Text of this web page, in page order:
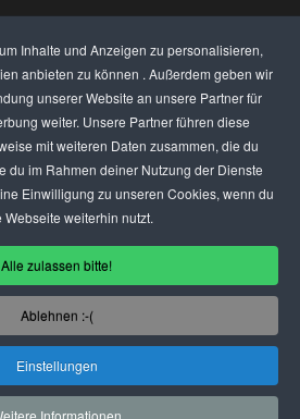
Inhalte und Anzeigen zu personalisieren,
anbieten zu können . Außerdem geben wir
unserer Website an unsere Partner für
weiter. Unsere Partner führen diese
mit weiteren Daten zusammen, die du
du im Rahmen deiner Nutzung der Dienste
Einwilligung zu unseren Cookies, wenn du
Webseite weiterhin nutzt.
Alle zulassen bitte!
Ablehnen :-(
Einstellungen
Informationen
PREISE
BEWERTET UNS
KONTAKT
VORSTELLEN
USER